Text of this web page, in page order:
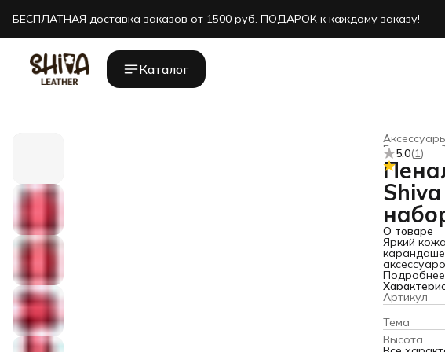
БЕСПЛАТНАЯ доставка заказов от 1500 руб. ПОДАРОК к каждому заказу!
БЕСПЛАТНАЯ доставка заказов от 1500 руб. ПОДАРОК к каждому заказу!
Каталог
Главная
5.0(1)
О товаре
Яркий
пенала из
хранить
и для
аксессуар
что
Подробнее
Артикул
Тема
Высота